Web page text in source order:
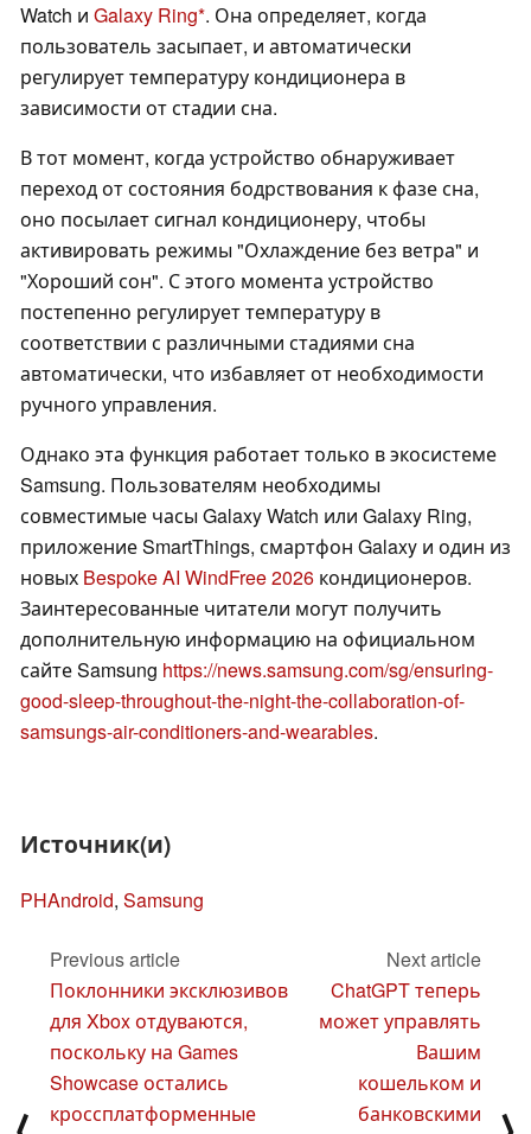
Watch и Galaxy Ring . Она определяет, когда
пользователь засыпает, и автоматически
регулирует температуру кондиционера в
зависимости от стадии сна.
В тот момент, когда устройство обнаруживает
переход от состояния бодрствования к фазе сна,
оно посылает сигнал кондиционеру, чтобы
активировать режимы "Охлаждение без ветра" и
"Хороший сон". С этого момента устройство
постепенно регулирует температуру в
соответствии с различными стадиями сна
автоматически, что избавляет от необходимости
ручного управления.
Однако эта функция работает только в экосистеме
Samsung. Пользователям необходимы
совместимые часы Galaxy Watch или Galaxy Ring,
приложение SmartThings, смартфон Galaxy и один из
новых Bespoke AI WindFree 2026 кондиционеров.
Заинтересованные читатели могут получить
дополнительную информацию на официальном
сайте Samsung https://news.samsung.com/sg/ensuring-
good-sleep-throughout-the-night-the-collaboration-of-
samsungs-air-conditioners-and-wearables.
Источник(и)
PHAndroid, Samsung
Previous article
Поклонники эксклюзивов
для Xbox отдуваются,
поскольку на Games
Showcase остались
кроссплатформенные
Next article
ChatGPT теперь
может управлять
Вашим
кошельком и
банковскими